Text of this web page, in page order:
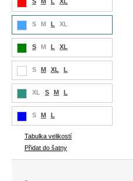
S M L XL
S M L XL
S M XL L
XL S M L
S M L
Tabulka velikostí
Přidat do šatny